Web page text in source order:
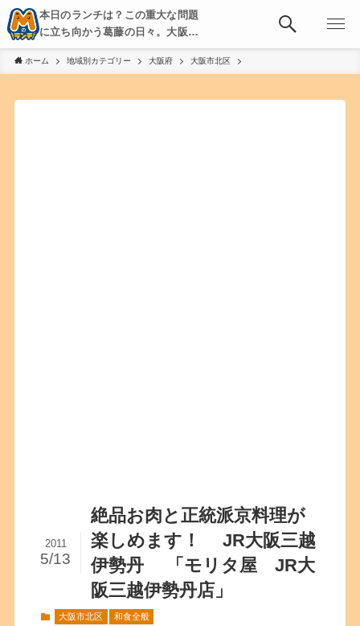
本日のランチは？この重大な問題
に立ち向かう葛藤の日々。大阪・
京都・神戸を中心とした食べ歩
き、飲み歩きを綴る。
ホーム 地域別カテゴリー 大阪府 大阪市北区
絶品お肉と正統派京料理が
楽しめます！ JR大阪三越
伊勢丹 「モリタ屋 JR大
阪三越伊勢丹店」
2011
5/13
大阪市北区 和食全般